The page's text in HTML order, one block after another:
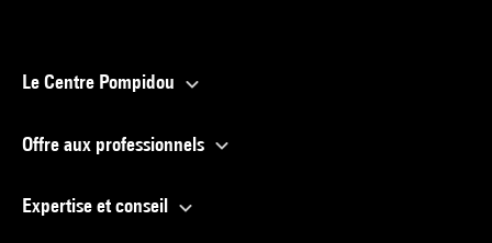
Le Centre Pompidou
Offre aux professionnels
Expertise et conseil